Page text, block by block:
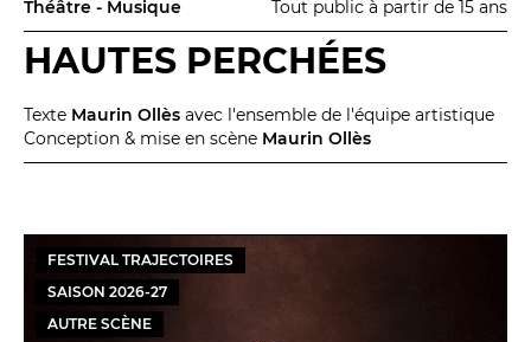
Théâtre - Musique Tout public à partir de 15 ans
HAUTES PERCHÉES
Texte Maurin Ollès avec l'ensemble de l'équipe artistique
Conception & mise en scène Maurin Ollès
FESTIVAL TRAJECTOIRES
SAISON 2026-27
AUTRE SCÈNE